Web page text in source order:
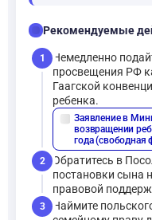
checklistРекомендуемые
1
Немедленно
просвещения РФ
Гаагской
ребенка.
Заявление в
возвращении
года (свободная
2
Обратитесь в
постановки сына
правовой
3
Наймите